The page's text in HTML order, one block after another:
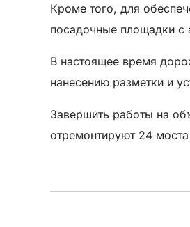
Кроме того, для
посадочные площадки с
В настоящее время
нанесению разметки и
Завершить работы на
отремонтируют 24